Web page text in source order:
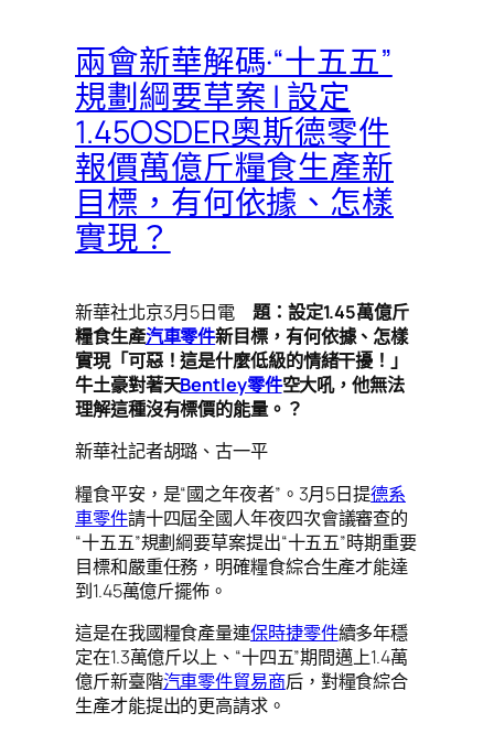
兩會新華解碼·“十五五”
規劃綱要草案 | 設定
1.45OSDER奧斯德零件
報價萬億斤糧食生產新
目標，有何依據、怎樣
實現？
新華社北京3月5日電 題：設定1.45萬億斤
糧食生產汽車零件新目標，有何依據、怎樣
實現「可惡！這是什麼低級的情緒干擾！」
牛土豪對著天Bentley零件空大吼，他無法
理解這種沒有標價的能量。？
新華社記者胡璐、古一平
糧食平安，是“國之年夜者”。3月5日提德系
車零件請十四屆全國人年夜四次會議審查的
“十五五”規劃綱要草案提出“十五五”時期重要
目標和嚴重任務，明確糧食綜合生產才能達
到1.45萬億斤擺佈。
這是在我國糧食產量連保時捷零件續多年穩
定在1.3萬億斤以上、“十四五”期間邁上1.4萬
億斤新臺階汽車零件貿易商后，對糧食綜合
生產才能提出的更高請求。